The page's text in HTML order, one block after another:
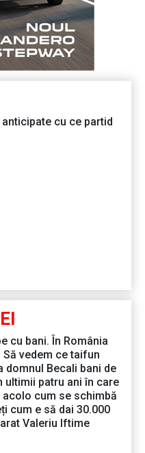
cu ce partid
cu bani. În România
vedem ce taifun
domnul Becali bani de
ultimii patru ani în care
acolo cum se schimbă
cum e să dai 30.000
Valeriu Iftime